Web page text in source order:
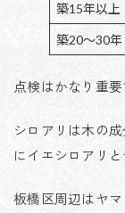
築15年以上
築20〜30年
点検はかなり重要
シロアリは木の
にイエシロアリ
板橋区周辺はヤ